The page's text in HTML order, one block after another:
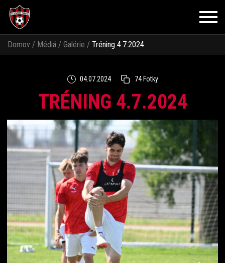
Domov / Médiá / Galérie / Tréning 4.7.2024
04.07.2024 74 Fotky
TRÉNING 4.7.2024